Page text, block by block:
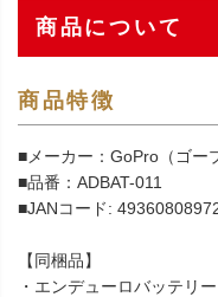
商品について
商品特徴
■メーカー：GoPro（ゴー
■品番：ADBAT-011
■JANコード:
【同梱品】
・エンデューロバッテリ